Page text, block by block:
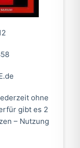
ohne
gibt es 2
– Nutzung